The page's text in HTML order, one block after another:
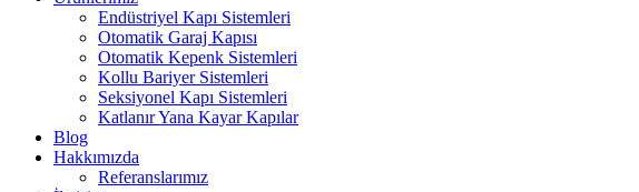
Endüstriyel Kapı Sistemleri
Otomatik Garaj Kapısı
Otomatik Kepenk Sistemleri
Kollu Bariyer Sistemleri
Seksiyonel Kapı Sistemleri
Katlanır Yana Kayar Kapılar
Blog
Hakkımızda
Referanslarımız